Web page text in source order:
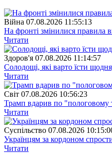
Війна 07.08.2026 11:55:13
На фронті змінилися правила
Читати
Здоров'я 07.08.2026 11:14:57
Солодощі, які варто їсти
Читати
Свiт 07.08.2026 10:56:23
Трамп вдарив по "пологовому
Читати
Суспiльство 07.08.2026
Українцям за кордоном
Читати